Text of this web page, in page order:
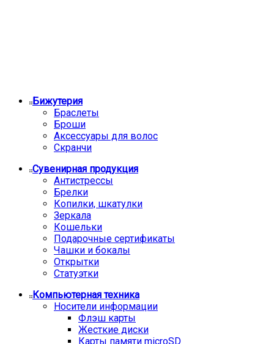
Бижутерия
Браслеты
Броши
Аксессуары для волос
Скранчи
Сувенирная продукция
Антистрессы
Брелки
Копилки, шкатулки
Зеркала
Кошельки
Подарочные сертификаты
Чашки и бокалы
Открытки
Статуэтки
Компьютерная техника
Носители информации
Флэш карты
Жесткие диски
Карты памяти microSD